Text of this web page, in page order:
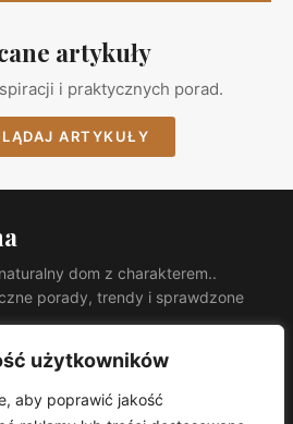
użytkowników
aby poprawić jakość
artykuły
i praktycznych porad.
ARTYKUŁY
dom z charakterem..
porady, trendy i sprawdzone